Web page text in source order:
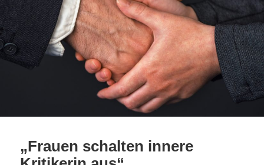
„Frauen schalten innere